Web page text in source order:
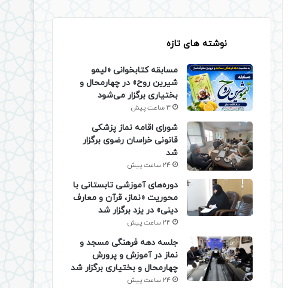
نوشته های تازه
مسابقه کتابخوانی «لیمو
شیرین روح» در چهارمحال و
بختیاری برگزار می‌شود
3 ساعت پیش
شورای اقامه نماز پزشکی
قانونی خراسان رضوی برگزار
شد
24 ساعت پیش
دوره‌های آموزشی تابستانی با
محوریت «نماز، قرآن و معارف
دینی» در یزد برگزار شد
24 ساعت پیش
جلسه دهه فرهنگی مسجد و
نماز در آموزش و پرورش
چهارمحال و بختیاری برگزار شد
24 ساعت پیش